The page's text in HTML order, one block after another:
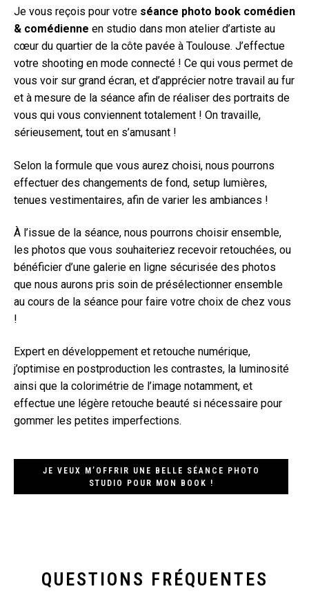
Je vous reçois pour votre séance photo book comédien
& comédienne en studio dans mon atelier d’artiste au
cœur du quartier de la côte pavée à Toulouse. J’effectue
votre shooting en mode connecté ! Ce qui vous permet de
vous voir sur grand écran, et d’apprécier notre travail au fur
et à mesure de la séance afin de réaliser des portraits de
vous qui vous conviennent totalement ! On travaille,
sérieusement, tout en s’amusant !
Selon la formule que vous aurez choisi, nous pourrons
effectuer des changements de fond, setup lumières,
tenues vestimentaires, afin de varier les ambiances !
À l’issue de la séance, nous pourrons choisir ensemble,
les photos que vous souhaiteriez recevoir retouchées, ou
bénéficier d’une galerie en ligne sécurisée des photos
que nous aurons pris soin de présélectionner ensemble
au cours de la séance pour faire votre choix de chez vous
!
Expert en développement et retouche numérique,
j’optimise en postproduction les contrastes, la luminosité
ainsi que la colorimétrie de l’image notamment, et
effectue une légère retouche beauté si nécessaire pour
gommer les petites imperfections.
JE VEUX M’OFFRIR UNE BELLE SÉANCE PHOTO
STUDIO POUR MON BOOK !
QUESTIONS FRÉQUENTES